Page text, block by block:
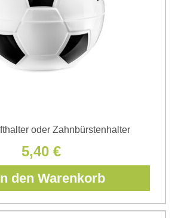
oder Zahnbürstenhalter
5,40 €
den Warenkorb